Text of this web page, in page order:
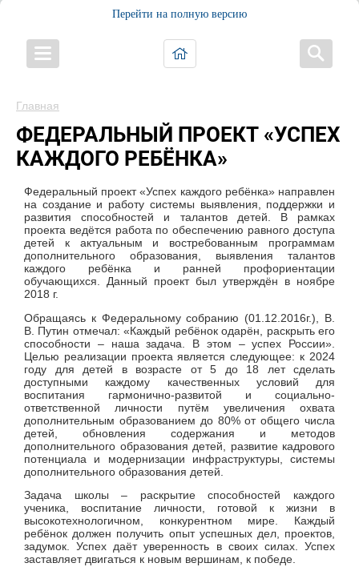
Перейти на полную версию
Главная
ФЕДЕРАЛЬНЫЙ ПРОЕКТ «УСПЕХ
КАЖДОГО РЕБЁНКА»
Федеральный проект «Успех каждого ребёнка» направлен
на создание и работу системы выявления, поддержки и
развития способностей и талантов детей. В рамках
проекта ведётся работа по обеспечению равного доступа
детей к актуальным и востребованным программам
дополнительного образования, выявления талантов
каждого ребёнка и ранней профориентации
обучающихся. Данный проект был утверждён в ноябре
2018 г.
Обращаясь к Федеральному собранию (01.12.2016г.), В.
В. Путин отмечал: «Каждый ребёнок одарён, раскрыть его
способности – наша задача. В этом – успех России».
Целью реализации проекта является следующее: к 2024
году для детей в возрасте от 5 до 18 лет сделать
доступными каждому качественных условий для
воспитания гармонично-развитой и социально-
ответственной личности путём увеличения охвата
дополнительным образованием до 80% от общего числа
детей, обновления содержания и методов
дополнительного образования детей, развитие кадрового
потенциала и модернизации инфраструктуры, системы
дополнительного образования детей.
Задача школы – раскрытие способностей каждого
ученика, воспитание личности, готовой к жизни в
высокотехнологичном, конкурентном мире. Каждый
ребёнок должен получить опыт успешных дел, проектов,
задумок. Успех даёт уверенность в своих силах. Успех
заставляет двигаться к новым вершинам, к победе.